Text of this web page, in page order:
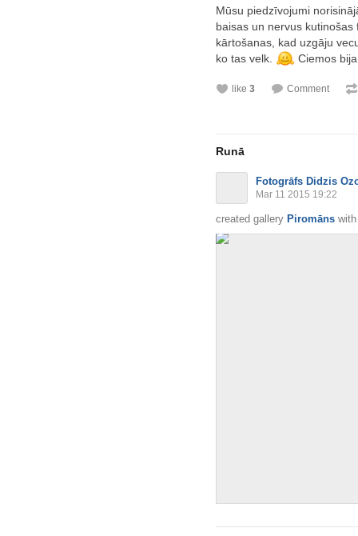
Mūsu piedzīvojumi
baisas un nervus
kārtošanas, kad uzgāju
ko tas velk.
Ciemos
like 3 Comment
Runā
Fotogrāfs Didzis
Mar 11 2015 19:22
created gallery Piromāns